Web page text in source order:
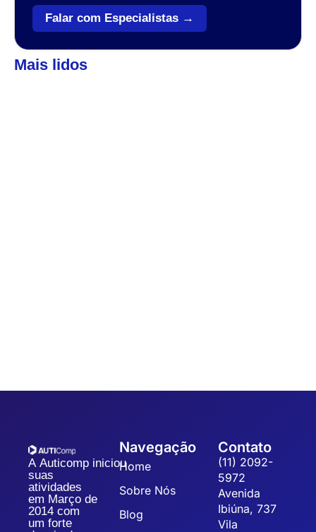
Falar com Especialistas →
Mais lidos
A Auticomp iniciou
suas
atividades
em Março de
2014 com
um forte
Navegação
Home
Sobre Nós
Blog
Contato
(11) 2092-
5972
Avenida
Ibiúna, 737
Vila